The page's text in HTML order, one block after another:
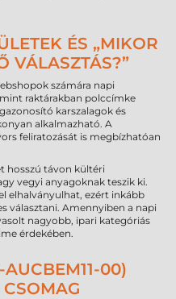
ÉS „MIKOR
VÁLASZTÁS?”
számára napi
raktárakban polccímke
karszalagok és
alkalmazható. A
feliratozását is megbízhatóan
hosszú távon kültéri
vegyi anyagoknak teszik ki.
elhalványulhat, ezért inkább
választani. Amennyiben a napi
nagyobb, ipari kategóriás
érdekében.
00)